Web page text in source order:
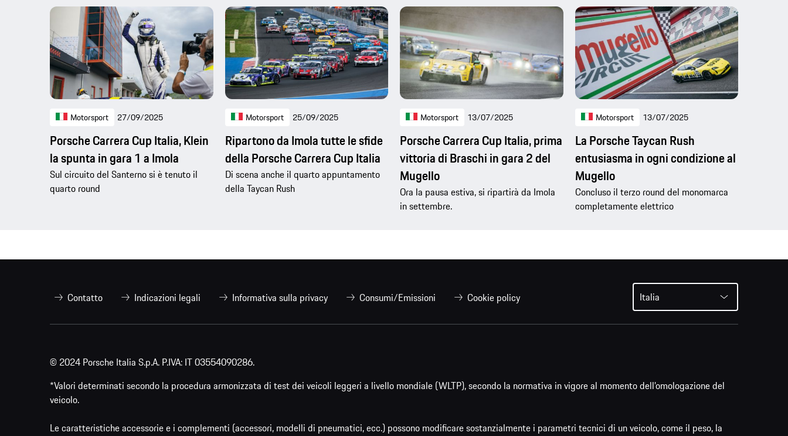
Motorsport 27/09/2025
Porsche Carrera Cup Italia, Klein
la spunta in gara 1 a Imola
Sul circuito del Santerno si è tenuto il
quarto round
Motorsport 25/09/2025
Ripartono da Imola tutte le sfide
della Porsche Carrera Cup Italia
Di scena anche il quarto appuntamento
della Taycan Rush
Motorsport 13/07/2025
Porsche Carrera Cup Italia, prima
vittoria di Braschi in gara 2 del
Mugello
Ora la pausa estiva, si ripartirà da Imola
in settembre.
Motorsport 13/07/2025
La Porsche Taycan Rush
entusiasma in ogni condizione al
Mugello
Concluso il terzo round del monomarca
completamente elettrico
Contatto Indicazioni legali Informativa sulla privacy Consumi/Emissioni Cookie policy Italia
© 2024 Porsche Italia S.p.A. P.IVA: IT 03554090286.
*Valori determinati secondo la procedura armonizzata di test dei veicoli leggeri a livello mondiale (WLTP), secondo la normativa in vigore al momento dell’omologazione del
veicolo.
Le caratteristiche accessorie e i complementi (accessori, modelli di pneumatici, ecc.) possono modificare sostanzialmente i parametri tecnici di un veicolo, come il peso, la